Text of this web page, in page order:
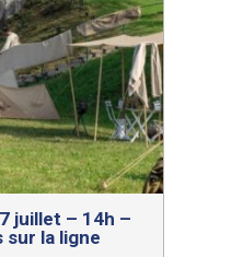
juillet – 14h –
sur la ligne